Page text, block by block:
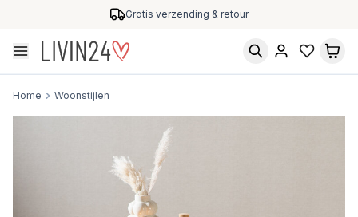
Gratis verzending & retour
Home Woonstijlen